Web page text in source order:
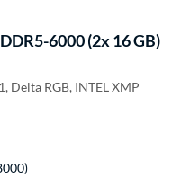
6000 (2x 16 GB)
Delta RGB, INTEL XMP